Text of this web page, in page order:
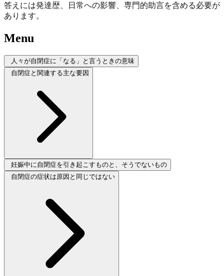
答えには発達歴、日常への影響、専門的助言を含める必要が
あります。
Menu
人々が自閉症に「なる」と言うときの意味
自閉症と関連する主な要因
妊娠中に自閉症を引き起こすものと、そうでないもの
自閉症の症状は原因と同じではない